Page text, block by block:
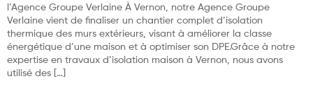
l’Agence Groupe Verlaine À Vernon, notre Agence Groupe
Verlaine vient de finaliser un chantier complet d’isolation
thermique des murs extérieurs, visant à améliorer la classe
énergétique d’une maison et à optimiser son DPE.Grâce à notre
expertise en travaux d’isolation maison à Vernon, nous avons
utilisé des […]